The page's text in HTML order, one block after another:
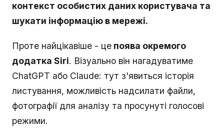
контекст особистих даних користувача та
шукати інформацію в мережі.
Проте найцікавіше - це поява окремого
додатка Siri. Візуально він нагадуватиме
ChatGPT або Claude: тут з'явиться історія
листування, можливість надсилати файли,
фотографії для аналізу та просунуті голосові
режими.